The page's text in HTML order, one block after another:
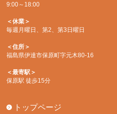
9:00～18:00
＜休業＞
毎週月曜日、第2、第3日曜日
＜住所＞
福島県伊達市保原町字元木80-16
＜最寄駅＞
保原駅 徒歩15分
トップページ